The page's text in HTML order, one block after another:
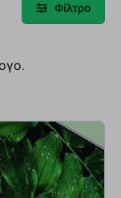
Φίλτρο